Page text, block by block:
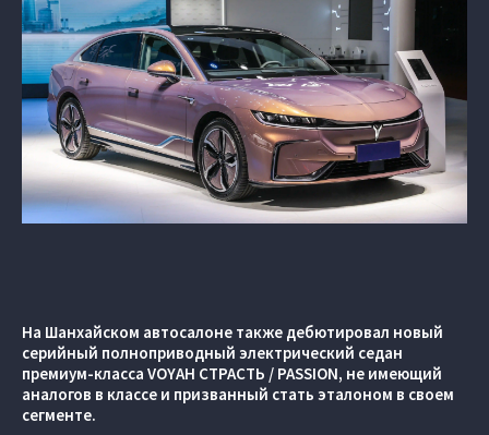
На Шанхайском автосалоне также дебютировал новый
серийный полноприводный электрический седан
премиум-класса VOYAH СТРАСТЬ / PASSION, не имеющий
аналогов в классе и призванный стать эталоном в своем
сегменте.